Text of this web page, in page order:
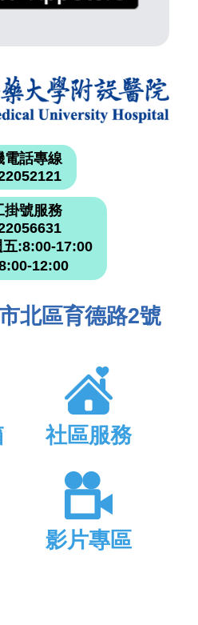
電話專線
掛號服務
五:8:00-17:00
12:00
北區育德路2號
社區服務
影片專區